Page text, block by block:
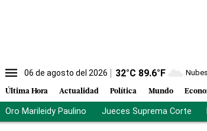
06 de agosto del 2026 32°C 89.6°F
Última Hora Actualidad Política Mundo
Oro Marileidy Paulino Jueces Suprema Corte